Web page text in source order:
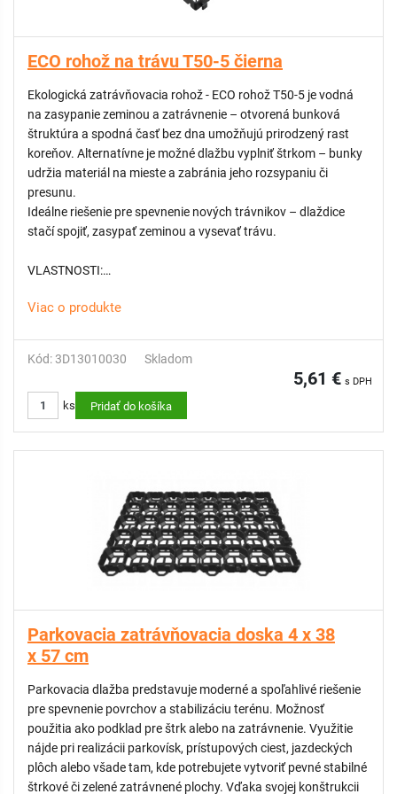
ECO rohož na trávu T50-5 čierna
Ekologická zatrávňovacia rohož - ECO rohož T50-5 je vodná
na zasypanie zeminou a zatrávnenie – otvorená bunková
štruktúra a spodná časť bez dna umožňujú prirodzený rast
koreňov. Alternatívne je možné dlažbu vyplniť štrkom – bunky
udržia materiál na mieste a zabránia jeho rozsypaniu či
presunu.
Ideálne riešenie pre spevnenie nových trávnikov – dlaždice
stačí spojiť, zasypať zeminou a vysevať trávu.
VLASTNOSTI:
Rýchla a jednoduchá inštalácia
Fixačné body pre uchytenie k podkladu
Spojovací systém v tvare T – pevné a bezpečné prepojenie
jednotlivých dlaždíc
Parkovacie značenie pre štrkové plochy
Viac o produkte
Kód: 3D13010030 Skladom
5,61 € s DPH
ks Pridať do košíka
Parkovacia zatrávňovacia doska 4 x 38
x 57 cm
Parkovacia dlažba predstavuje moderné a spoľahlivé riešenie
pre spevnenie povrchov a stabilizáciu terénu. Možnosť
použitia ako podklad pre štrk alebo na zatrávnenie. Využitie
nájde pri realizácii parkovísk, prístupových ciest, jazdeckých
plôch alebo všade tam, kde potrebujete vytvoriť pevné stabilné
štrkové či zelené zatrávnené plochy. Vďaka svojej konštrukcii